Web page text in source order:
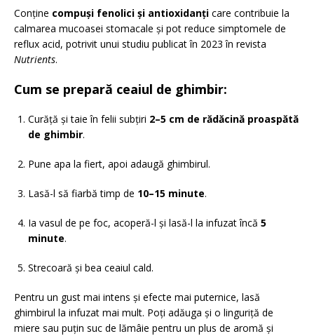
Conține compuși fenolici și antioxidanți care contribuie la
calmarea mucoasei stomacale și pot reduce simptomele de
reflux acid, potrivit unui studiu publicat în 2023 în revista
Nutrients.
Cum se prepară ceaiul de ghimbir:
Curăță și taie în felii subțiri 2–5 cm de rădăcină proaspătă
de ghimbir.
Pune apa la fiert, apoi adaugă ghimbirul.
Lasă-l să fiarbă timp de 10–15 minute.
Ia vasul de pe foc, acoperă-l și lasă-l la infuzat încă 5
minute.
Strecoară și bea ceaiul cald.
Pentru un gust mai intens și efecte mai puternice, lasă
ghimbirul la infuzat mai mult. Poți adăuga și o linguriță de
miere sau puțin suc de lămâie pentru un plus de aromă și